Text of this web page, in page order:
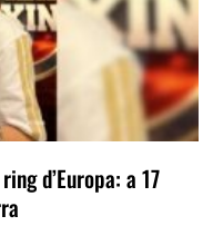
d’Europa: a 17